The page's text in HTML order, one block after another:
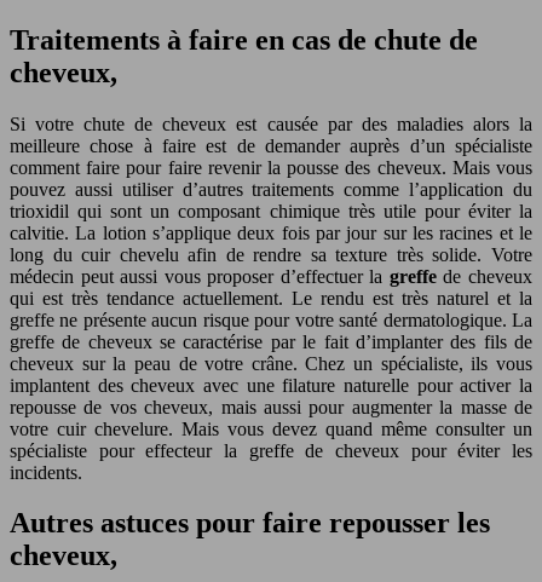
Traitements à faire en cas de chute de
cheveux,
Si votre chute de cheveux est causée par des maladies alors la
meilleure chose à faire est de demander auprès d’un spécialiste
comment faire pour faire revenir la pousse des cheveux. Mais vous
pouvez aussi utiliser d’autres traitements comme l’application du
trioxidil qui sont un composant chimique très utile pour éviter la
calvitie. La lotion s’applique deux fois par jour sur les racines et le
long du cuir chevelu afin de rendre sa texture très solide. Votre
médecin peut aussi vous proposer d’effectuer la greffede cheveux
qui est très tendance actuellement. Le rendu est très naturel et la
greffe ne présente aucun risque pour votre santé dermatologique. La
greffe de cheveux se caractérise par le fait d’implanter des fils de
cheveux sur la peau de votre crâne. Chez un spécialiste, ils vous
implantent des cheveux avec une filature naturelle pour activer la
repousse de vos cheveux, mais aussi pour augmenter la masse de
votre cuir chevelure. Mais vous devez quand même consulter un
spécialiste pour effecteur la greffe de cheveux pour éviter les
incidents.
Autres astuces pour faire repousser les
cheveux,